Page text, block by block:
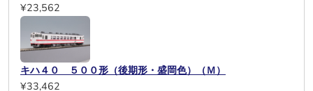
¥23,562
キハ４０ ５００形（後期形・盛岡色）（Ｍ）
¥33,462